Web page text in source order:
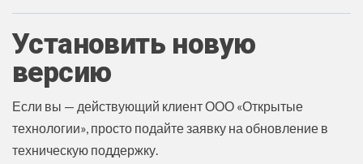
Установить новую
версию
Если вы — действующий клиент ООО «Открытые
технологии», просто подайте заявку на обновление в
техническую поддержку.